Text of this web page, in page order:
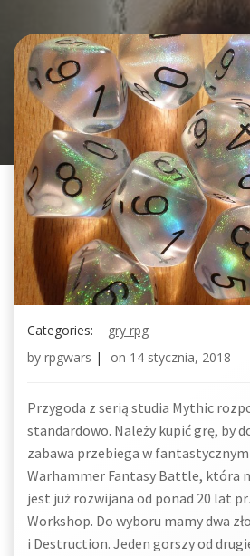
Categories:
gry rpg
by rpgwars | on 14 stycznia, 2018
Przygoda z serią studia Mythic
standardowo. Należy kupić grę, by
zabawa przebiega w
Warhammer Fantasy Battle, która
jest już rozwijana od ponad 20 lat
Workshop. Do wyboru mamy dwa
i Destruction. Jeden gorszy od